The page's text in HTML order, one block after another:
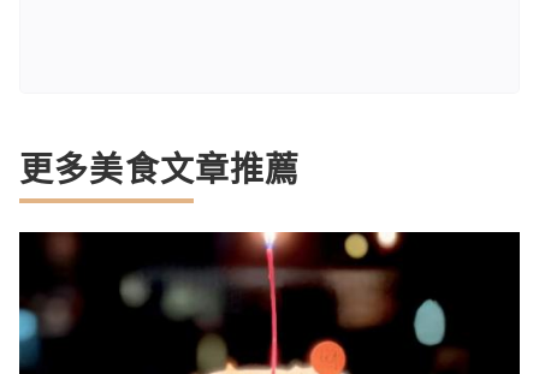
更多美食文章推薦